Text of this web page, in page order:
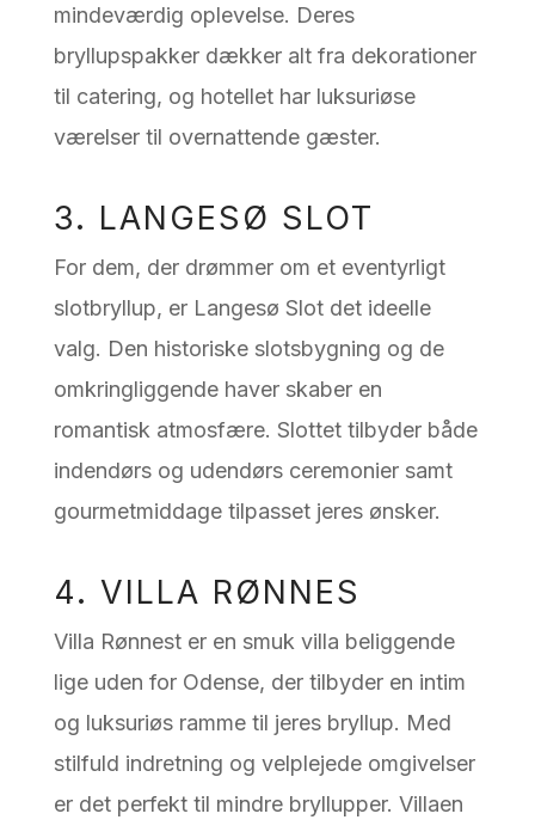
mindeværdig oplevelse. Deres
bryllupspakker dækker alt fra dekorationer
til catering, og hotellet har luksuriøse
værelser til overnattende gæster.
3. LANGESØ SLOT
For dem, der drømmer om et eventyrligt
slotbryllup, er Langesø Slot det ideelle
valg. Den historiske slotsbygning og de
omkringliggende haver skaber en
romantisk atmosfære. Slottet tilbyder både
indendørs og udendørs ceremonier samt
gourmetmiddage tilpasset jeres ønsker.
4. VILLA RØNNES
Villa Rønnest er en smuk villa beliggende
lige uden for Odense, der tilbyder en intim
og luksuriøs ramme til jeres bryllup. Med
stilfuld indretning og velplejede omgivelser
er det perfekt til mindre bryllupper. Villaen